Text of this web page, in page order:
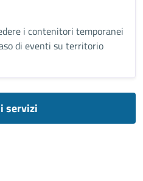
i contenitori temporanei
di eventi su territorio
servizi